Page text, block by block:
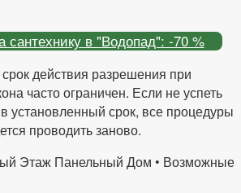
сантехнику в "Водопад": -70 %
действия разрешения при
часто ограничен. Если не успеть
установленный срок, все процедуры
проводить заново.